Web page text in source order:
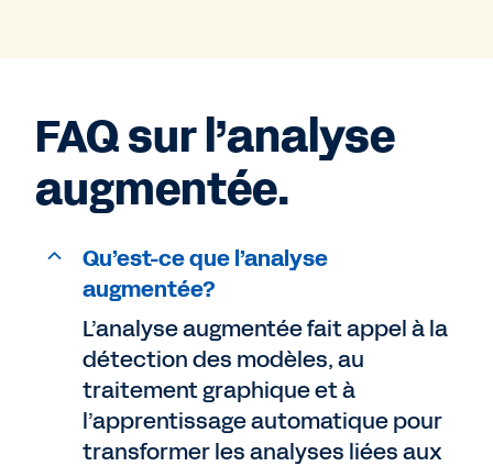
FAQ sur l’analyse
augmentée.
Qu’est-ce que l’analyse
augmentée?
L’analyse augmentée fait appel à la
détection des modèles, au
traitement graphique et à
l’apprentissage automatique pour
transformer les analyses liées aux